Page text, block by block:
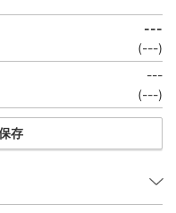
---
(---)
---
(---)
存